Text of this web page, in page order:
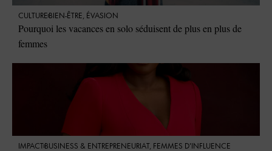
CULTURE BIEN-ÊTRE, ÉVASION
Pourquoi les vacances en solo séduisent de plus en plus de
femmes
IMPACT ⁠BUSINESS & ENTREPRENEURIAT, FEMMES D'INFLUENCE